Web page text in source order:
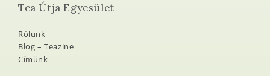
Tea Útja Egyesület
Rólunk
Blog – Teazine
Címünk